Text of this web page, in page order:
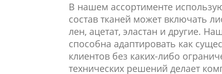
В нашем ассортименте
состав тканей может включать
лен, ацетат, эластан и другие.
способна адаптировать как
клиентов без каких-либо
технических решений делает